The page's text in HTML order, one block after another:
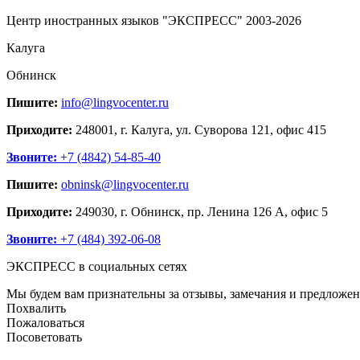
Центр иностранных языков "ЭКСПРЕСС" 2003-2026
Калуга
Обнинск
Пишите: info@lingvocenter.ru
Приходите: 248001, г. Калуга, ул. Суворова 121, офис 415
Звоните: +7 (4842) 54-85-40
Пишите: obninsk@lingvocenter.ru
Приходите: 249030, г. Обнинск, пр. Ленина 126 А, офис 5
Звоните: +7 (484) 392-06-08
ЭКСПРЕСС в социальных сетях
Мы будем вам признательны за отзывы, замечания и
Похвалить
Пожаловаться
Посоветовать